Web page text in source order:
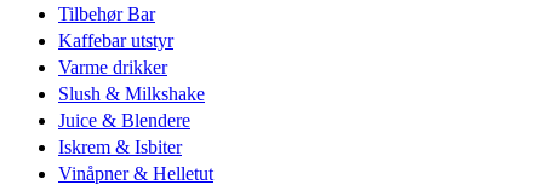
Tilbehør Bar
Kaffebar utstyr
Varme drikker
Slush & Milkshake
Juice & Blendere
Iskrem & Isbiter
Vinåpner & Helletut